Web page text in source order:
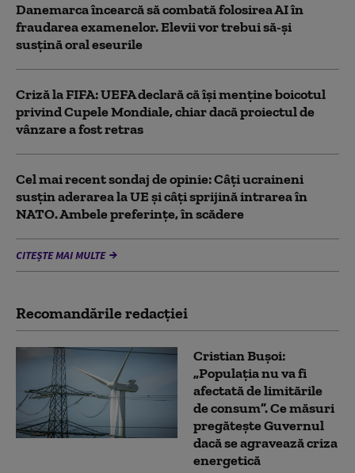
Danemarca încearcă să combată folosirea AI în
fraudarea examenelor. Elevii vor trebui să-şi
susţină oral eseurile
Criză la FIFA: UEFA declară că îşi menţine boicotul
privind Cupele Mondiale, chiar dacă proiectul de
vânzare a fost retras
Cel mai recent sondaj de opinie: Câți ucraineni
susțin aderarea la UE și câți sprijină intrarea în
NATO. Ambele preferințe, în scădere
CITEȘTE MAI MULTE
Recomandările redacţiei
Cristian Bușoi:
„Populația nu va fi
afectată de limitările
de consum”. Ce măsuri
pregătește Guvernul
dacă se agravează criza
energetică